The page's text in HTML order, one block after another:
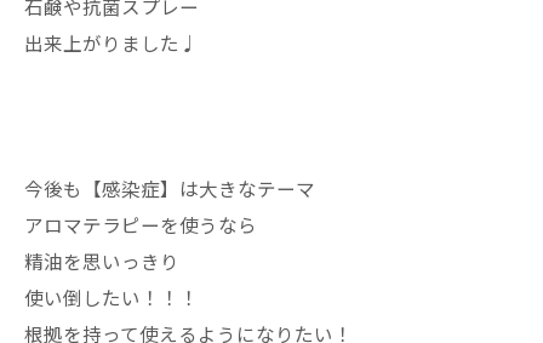
石鹸や抗菌スプレー
出来上がりました♩
今後も【感染症】は大きなテーマ
アロマテラピーを使うなら
精油を思いっきり
使い倒したい！！！
根拠を持って使えるようになりたい！